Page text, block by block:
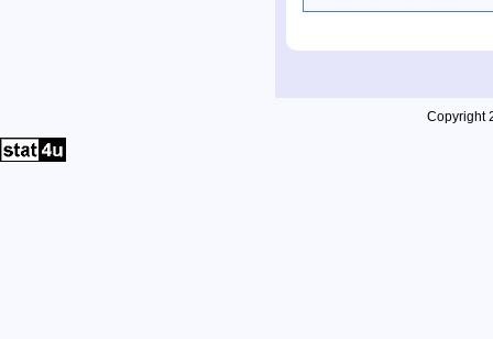
Copyright